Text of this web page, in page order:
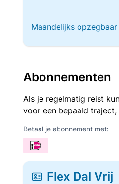
Maandelijks opzegbaar
Abonnementen
Als je regelmatig reist
voor een bepaald
Betaal je abonnement met:
Flex Dal Vrij